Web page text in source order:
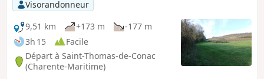
Visorandonneur
9,51 km
+173 m
-177 m
3h 15
Facile
Départ à Saint-Thomas-de-Conac
(Charente-Maritime)